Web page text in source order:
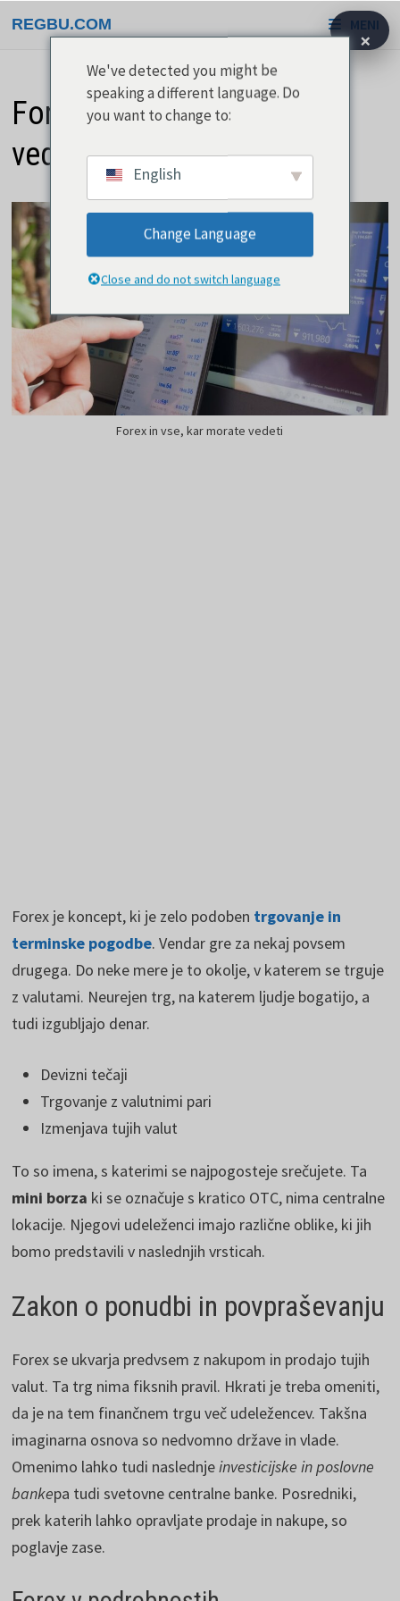
na
REGBU.COM MENI
Forex in vse, kar morate
vedeti
Forex in vse, kar morate vedeti
Forex je koncept, ki je zelo podoben trgovanje in
terminske pogodbe. Vendar gre za nekaj povsem
drugega. Do neke mere je to okolje, v katerem se trguje
z valutami. Neurejen trg, na katerem ljudje bogatijo, a
tudi izgubljajo denar.
Devizni tečaji
Trgovanje z valutnimi pari
Izmenjava tujih valut
To so imena, s katerimi se najpogosteje srečujete. Ta
mini borza ki se označuje s kratico OTC, nima centralne
lokacije. Njegovi udeleženci imajo različne oblike, ki jih
bomo predstavili v naslednjih vrsticah.
Zakon o ponudbi in povpraševanju
Forex se ukvarja predvsem z nakupom in prodajo tujih
valut. Ta trg nima fiksnih pravil. Hkrati je treba omeniti,
da je na tem finančnem trgu več udeležencev. Takšna
imaginarna osnova so nedvomno države in vlade.
Omenimo lahko tudi naslednjeinvesticijske in poslovne
bankepa tudi svetovne centralne banke. Posredniki,
prek katerih lahko opravljate prodaje in nakupe, so
poglavje zase.
×
We've detected you might be
speaking a different language. Do
you want to change to:
English
Change Language
Close and do not switch language